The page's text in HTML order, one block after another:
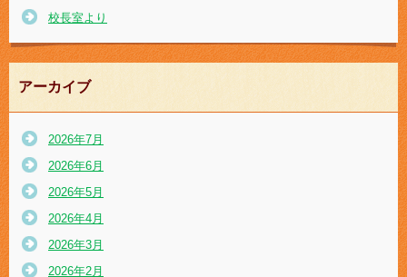
校長室より
アーカイブ
2026年7月
2026年6月
2026年5月
2026年4月
2026年3月
2026年2月